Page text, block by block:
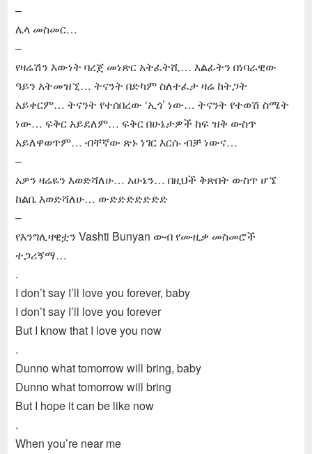
–
ሌላ መስመር…
–
የዛሬሽን እውነት ባረጀ መነጽር አትፈትሺ… እልፊትን በነባራዊው
ዓይን አትመዝኚ… ትናንት በድካም ስለተፈታ ዛሬ ከትጋት
አይቀርም… ትናንት የተሰበረው ‘ኢጎ’ ነው… ትናንት የተወሽ ስሜት
ነው… ፍቅር አይደለም… ፍቅር በሁኔታዎች ከፍ ዝቅ ውስጥ
አይለዋወጥም… ብቸኛው ጽኑ ነገር እርሱ ብቻ ነውና…
–
አዎን ዛሬዬን እወድሻለሁ… አሁኔን… በዚህች ቅጽበት ውስጥ ሆኜ
ከልቤ እወድሻለሁ… ውድድድድድድድ
–
የእንግሊዛዊቷን Vashti Bunyan ውብ የሙዚቃ መስመሮች
ተጋሪኝማ…
.
I don’t say I’ll love you forever, baby
I don’t say I’ll love you forever
But I know that I love you now
.
Dunno what tomorrow will bring, baby
Dunno what tomorrow will bring
But I hope it can be like now
.
When you’re near me